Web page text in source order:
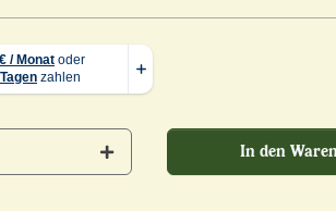
In den